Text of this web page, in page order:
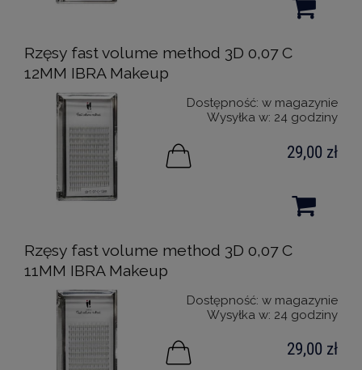
Rzęsy fast volume method 3D 0,07 C
12MM IBRA Makeup
Dostępność: w magazynie
Wysyłka w: 24 godziny
29,00 zł
Rzęsy fast volume method 3D 0,07 C
11MM IBRA Makeup
Dostępność: w magazynie
Wysyłka w: 24 godziny
29,00 zł